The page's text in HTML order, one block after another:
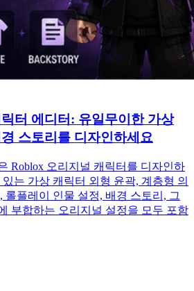
터 에디터: 유일무이한 가상
스토리를 디자인하세요
Roblox 오리지널 캐릭터를 디자인하
는 가상 캐릭터 외형 윤곽, 계층형 의
롤플레이 인물 설정, 배경 스토리, 그
부합하는 오리지널 설정을 모두 포함